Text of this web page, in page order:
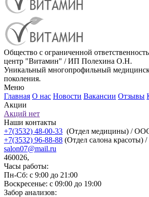
Общество с ограниченной
центр "Витамин" / ИП Полехина О.Н.
Уникальный многопрофильный
поколения.
Меню
Главная О нас Новости Вакансии Отзывы
Акции
Акций нет
Наши контакты
+7(3532) 48-00-33 (Отдел медицины) /
+7(3532) 96-88-88 (Отдел салона
salon07@mail.ru
460026,
Часы работы:
Пн-Сб: с 9:00 до 21:00
Воскресенье: с 09:00 до 19:00
Забор анализов: